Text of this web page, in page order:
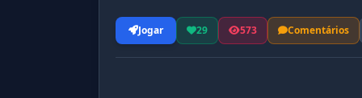
Jogar 29 573 Comentários